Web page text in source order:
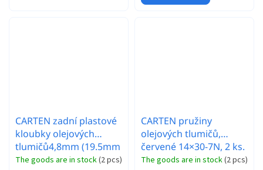
CARTEN zadní plastové
kloubky olejových
tlumičů4,8mm (19.5mm
dlouhé) 4 ks.
The goods are in stock(2 pcs)
CARTEN pružiny
olejových tlumičů,
červené 14×30-7N, 2 ks.
The goods are in stock(2 pcs)